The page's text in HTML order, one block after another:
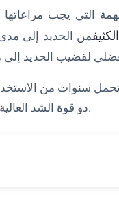
التي يجب
من الحديد إلى
سنوات من
ذو قوة الشد العالية قادراً على تحمل الكثير من الوزن دون أن ينكسر.